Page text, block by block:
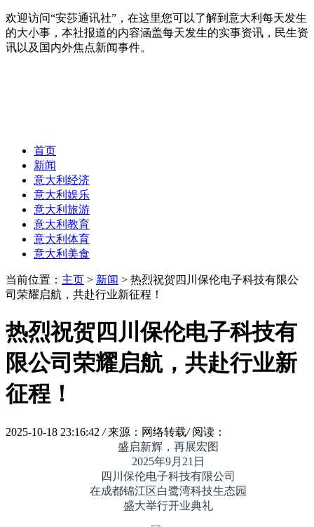
欢迎访问“安莎通讯社”，在这里您可以了解到意大利每天发生
的大小事，本社报道的内容涵盖每天发生的实事资讯，民生资
讯以及国内外焦点新闻事件。
首页
新闻
意大利经济
意大利娱乐
意大利旅游
意大利教育
意大利体育
意大利美食
当前位置： 主页 > 新闻 > 热烈祝贺四川保伦电子科技有限公
司荣耀启航，共赴行业新征程！
热烈祝贺四川保伦电子科技有
限公司荣耀启航，共赴行业新
征程！
2025-10-18 23:16:42 / 来源：网络转载/ 阅读：
盛启新辉，再展宏图
2025年9月21日
四川保伦电子科技有限公司
在成都锦江区白鹭湾科技生态园
盛大举行开业典礼